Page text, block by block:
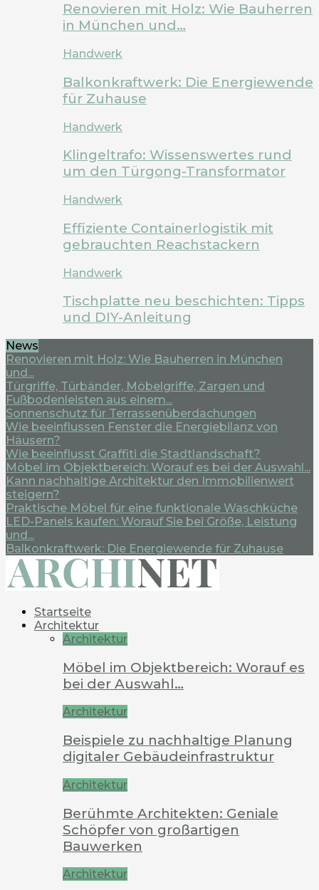
Renovieren mit Holz: Wie Bauherren
in München und…
Handwerk
Balkonkraftwerk: Die Energiewende
für Zuhause
Handwerk
Klingeltrafo: Wissenswertes rund
um den Türgong-Transformator
Handwerk
Effiziente Containerlogistik mit
gebrauchten Reachstackern
Handwerk
Tischplatte neu beschichten: Tipps
und DIY-Anleitung
News
Renovieren mit Holz: Wie Bauherren in München
und...
Türgriffe, Türbänder, Möbelgriffe, Zargen und
Fußbodenleisten aus einem...
Sonnenschutz für Terrassenüberdachungen
Wie beeinflussen Fenster die Energiebilanz von
Häusern?
Wie beeinflusst Graffiti die Stadtlandschaft?
Möbel im Objektbereich: Worauf es bei der Auswahl...
Kann nachhaltige Architektur den Immobilienwert
steigern?
Praktische Möbel für eine funktionale Waschküche
LED-Panels kaufen: Worauf Sie bei Größe, Leistung
und...
Balkonkraftwerk: Die Energiewende für Zuhause
Startseite
Architektur
Architektur
Möbel im Objektbereich: Worauf es
bei der Auswahl…
Architektur
Beispiele zu nachhaltige Planung
digitaler Gebäudeinfrastruktur
Architektur
Berühmte Architekten: Geniale
Schöpfer von großartigen
Bauwerken
Architektur